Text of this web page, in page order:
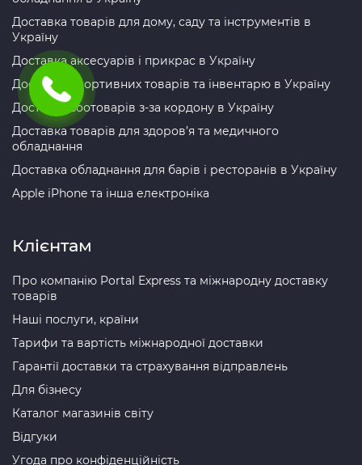
Доставка товарів для дому, саду та інструментів в
Україну
Доставка аксесуарів і прикрас в Україну
Доставка спортивних товарів та інвентарю в Україну
Доставка зоотоварів з-за кордону в Україну
Доставка товарів для здоров’я та медичного
обладнання
Доставка обладнання для барів і ресторанів в Україну
Apple iPhone та інша електроніка
Клієнтам
Про компанію Portal Express та міжнародну доставку
товарів
Наші послуги, країни
Тарифи та вартість міжнародної доставки
Гарантії доставки та страхування відправлень
Для бізнесу
Каталог магазинів світу
Відгуки
Угода про конфіденційність